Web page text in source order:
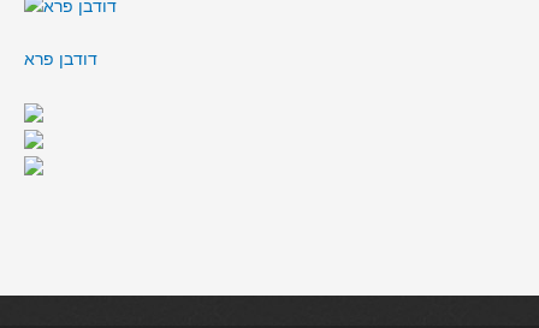
דודבן פרא